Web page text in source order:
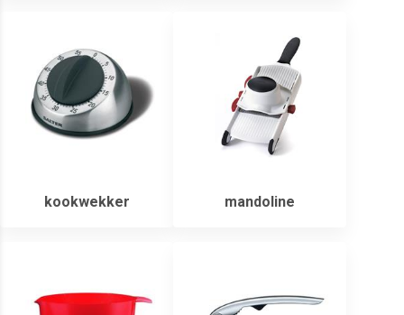
kookwekker mandoline